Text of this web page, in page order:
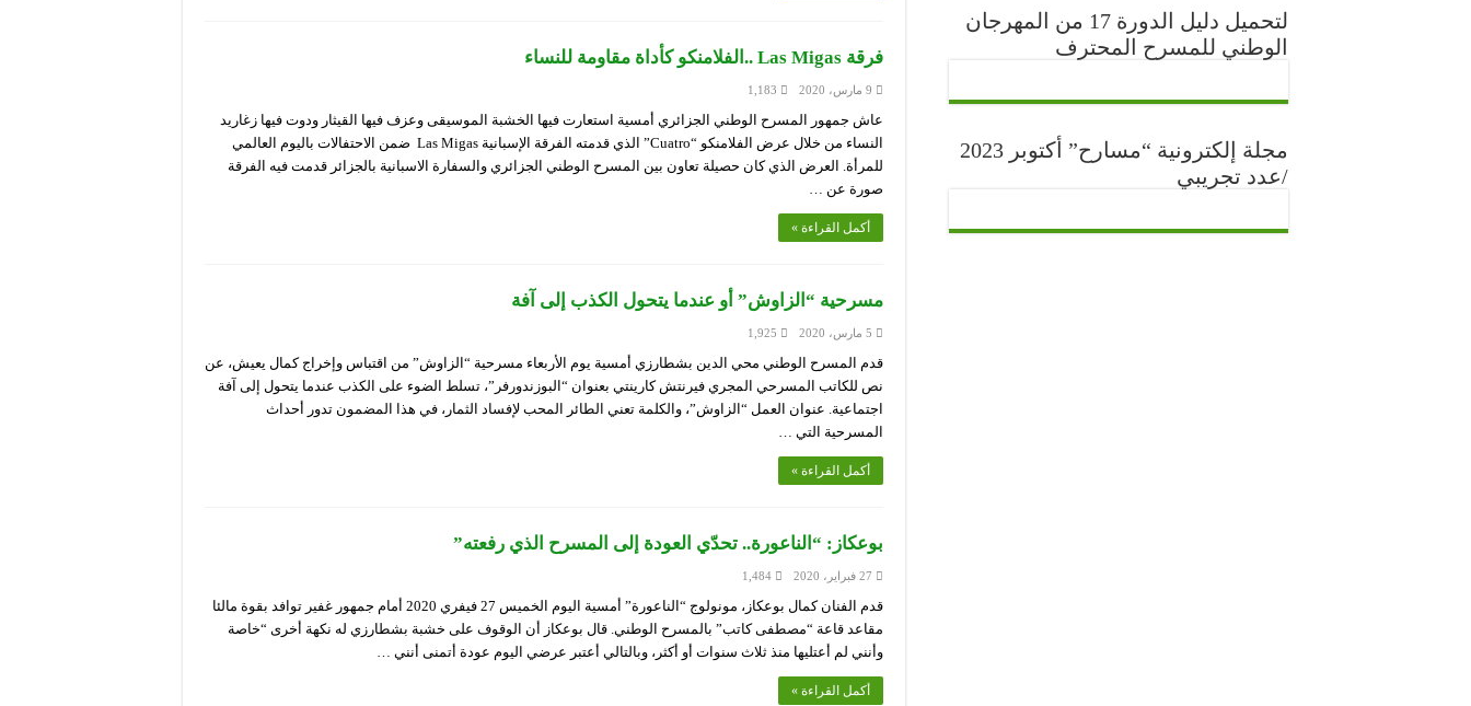
فرقة Las Migas ..الفلامنكو كأداة مقاومة للنساء
9 مارس، 2020 1,183
عاش جمهور المسرح الوطني الجزائري أمسية استعارت فيها الخشبة الموسيقى وعزف فيها القيثار ودوت فيها زغاريد
النساء من خلال عرض الفلامنكو “Cuatro” الذي قدمته الفرقة الإسبانية Las Migas ضمن الاحتفالات باليوم العالمي
للمرأة. العرض الذي كان حصيلة تعاون بين المسرح الوطني الجزائري والسفارة الاسبانية بالجزائر قدمت فيه الفرقة
صورة عن …
أكمل القراءة »
مسرحية “الزاوش” أو عندما يتحول الكذب إلى آفة
5 مارس، 2020 1,925
قدم المسرح الوطني محي الدين بشطارزي أمسية يوم الأربعاء مسرحية “الزاوش” من اقتباس وإخراج كمال يعيش، عن
نص للكاتب المسرحي المجري فيرنتش كارينتي بعنوان “البوزندورفر”، تسلط الضوء على الكذب عندما يتحول إلى آفة
اجتماعية. عنوان العمل “الزاوش”، والكلمة تعني الطائر المحب لإفساد الثمار، في هذا المضمون تدور أحداث
المسرحية التي …
أكمل القراءة »
بوعكاز: “الناعورة.. تحدّي العودة إلى المسرح الذي رفعته”
27 فبراير، 2020 1,484
قدم الفنان كمال بوعكاز، مونولوج “الناعورة” أمسية اليوم الخميس 27 فيفري 2020 أمام جمهور غفير توافد بقوة مالئا
مقاعد قاعة “مصطفى كاتب” بالمسرح الوطني. قال بوعكاز أن الوقوف على خشبة بشطارزي له نكهة أخرى “خاصة
وأنني لم أعتليها منذ ثلاث سنوات أو أكثر، وبالتالي أعتبر عرضي اليوم عودة أتمنى أنني …
أكمل القراءة »
لتحميل دليل الدورة 17 من المهرجان
الوطني للمسرح المحترف
مجلة إلكترونية “مسارح” أكتوبر 2023
/عدد تجريبي